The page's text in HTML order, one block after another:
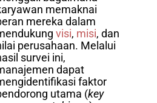
memaknai
mereka dalam
visi, misi, dan
perusahaan. Melalui
survei ini,
dapat
faktor
utama (key